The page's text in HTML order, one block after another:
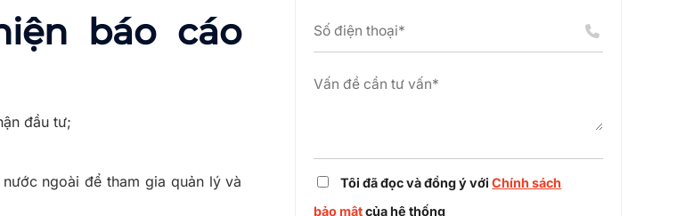
báo cáo
đầu tư;
ngoài để tham gia quản lý và
cụm
công
nghiệp
dự
án
cùng
Tôi đã đọc và đồng ý vớiChính sách
bảo mậtcủa hệ thống